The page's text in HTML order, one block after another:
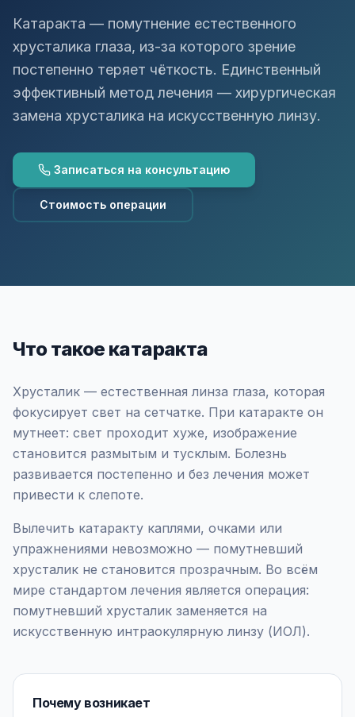
ВКонтакте Telegram
Катаракта — помутнение естественного
хрусталика глаза, из-за которого зрение
постепенно теряет чёткость. Единственный
эффективный метод лечения — хирургическая
замена хрусталика на искусственную линзу.
Записаться на консультацию
Стоимость операции
Что такое катаракта
Хрусталик — естественная линза глаза, которая
фокусирует свет на сетчатке. При катаракте он
мутнеет: свет проходит хуже, изображение
становится размытым и тусклым. Болезнь
развивается постепенно и без лечения может
привести к слепоте.
Вылечить катаракту каплями, очками или
упражнениями невозможно — помутневший
хрусталик не становится прозрачным. Во всём
мире стандартом лечения является операция:
помутневший хрусталик заменяется на
искусственную интраокулярную линзу (ИОЛ).
Почему возникает
Глаукома
Хирургия глаза
Детская офтальмология